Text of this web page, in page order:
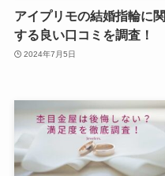
アイプリモの結婚指輪に関
する良い口コミを調査！
2024年7月5日